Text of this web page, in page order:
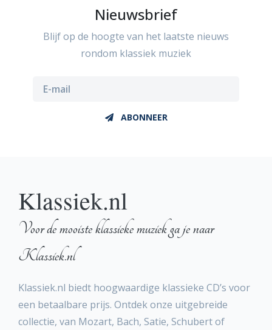
Nieuwsbrief
Blijf op de hoogte van het laatste nieuws
rondom klassiek muziek
ABONNEER
Klassiek.nl
Voor de mooiste klassieke muziek ga je naar
Klassiek.nl
Klassiek.nl biedt hoogwaardige klassieke CD’s voor
een betaalbare prijs. Ontdek onze uitgebreide
collectie, van Mozart, Bach, Satie, Schubert of